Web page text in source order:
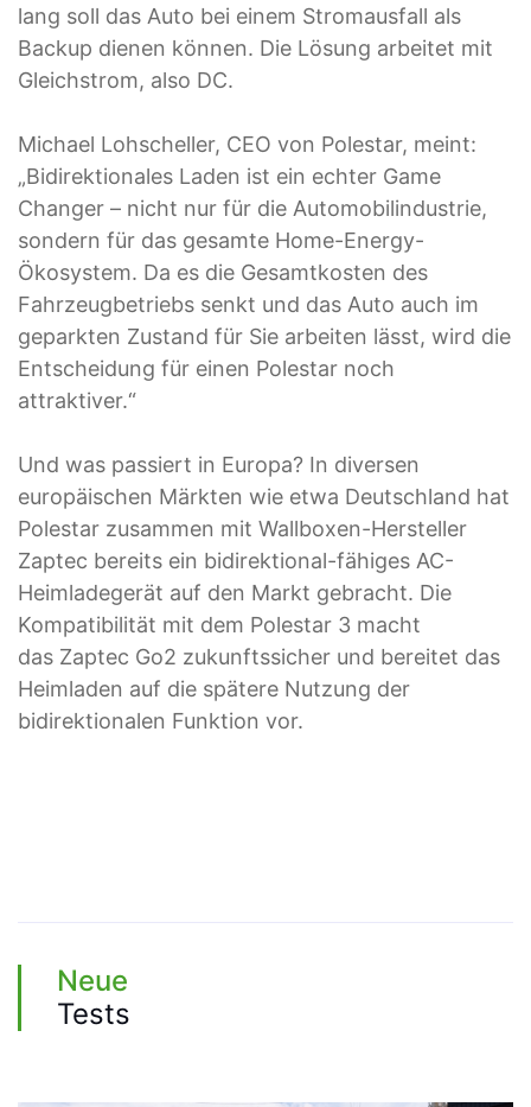
lang soll das Auto bei einem Stromausfall als
Backup dienen können. Die Lösung arbeitet mit
Gleichstrom, also DC.
Michael Lohscheller, CEO von Polestar, meint:
„Bidirektionales Laden ist ein echter Game
Changer – nicht nur für die Automobilindustrie,
sondern für das gesamte Home-Energy-
Ökosystem. Da es die Gesamtkosten des
Fahrzeugbetriebs senkt und das Auto auch im
geparkten Zustand für Sie arbeiten lässt, wird die
Entscheidung für einen Polestar noch
attraktiver.“
Und was passiert in Europa? In diversen
europäischen Märkten wie etwa Deutschland hat
Polestar zusammen mit Wallboxen-Hersteller
Zaptec bereits ein bidirektional-fähiges AC-
Heimladegerät auf den Markt gebracht. Die
Kompatibilität mit dem Polestar 3 macht
das Zaptec Go2 zukunftssicher und bereitet das
Heimladen auf die spätere Nutzung der
bidirektionalen Funktion vor.
Neue
Tests